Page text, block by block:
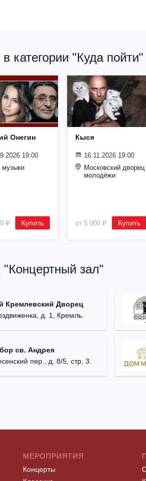
категории "Куда пойти"
Онегин
19:00
₽ Купить
Кыся
16.11.2026 19:00
Московский дворец
молодёжи
от 5 000 ₽ Купить
зал"
Кремлевский Дворец
д. 1, Кремль.
св. Андрея
пер., д. 8/5, стр. 3.
МЕРОПРИЯТИЯ
Концерты